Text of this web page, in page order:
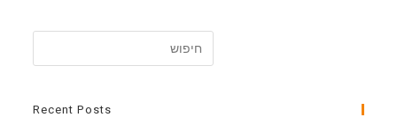
Recent Posts